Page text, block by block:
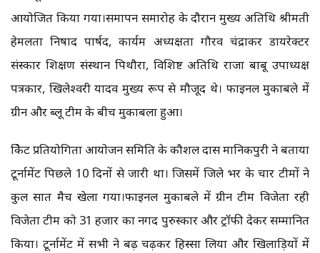
आयोजित किया गया।समापन समारोह के दौरान मुख्य अतिथि श्रीमती
हेमलता निषाद पार्षद, कार्यक्रम अध्यक्षता गौरव चंद्राकर डायरेक्टर
संस्कार शिक्षण संस्थान पिथौरा, विशिष्ट अतिथि राजा बाबू उपाध्यक्ष
पत्रकार, खिलेश्वरी यादव मुख्य रूप से मौजूद थे। फाइनल मुकाबले में
ग्रीन और ब्लू टीम के बीच मुकाबला हुआ।
क्रिकेट प्रतियोगिता आयोजन समिति के कौशल दास मानिकपुरी ने बताया
टूर्नामेंट पिछले 10 दिनों से जारी था। जिसमें जिले भर के चार टीमों ने
कुल सात मैच खेला गया।फाइनल मुकाबले में ग्रीन टीम विजेता रही
विजेता टीम को 31 हजार का नगद पुरुस्कार और ट्रॉफी देकर सम्मानित
किया। टूर्नामेंट में सभी ने बढ़ चढ़कर हिस्सा लिया और खिलाड़ियों में